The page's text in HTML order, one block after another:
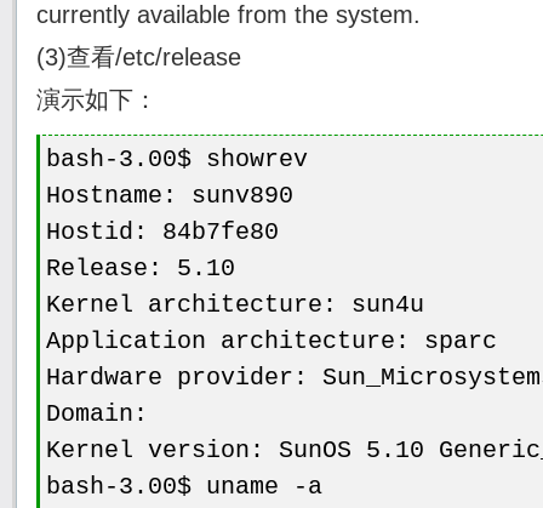
currently available from the system.
(3)查看/etc/release
演示如下：
bash-3.00$ showrev
Hostname: sunv890
Hostid: 84b7fe80
Release: 5.10
Kernel architecture: sun4u
Application architecture: sparc
Hardware provider:
Domain:
Kernel version: SunOS 5.10
bash-3.00$ uname -a